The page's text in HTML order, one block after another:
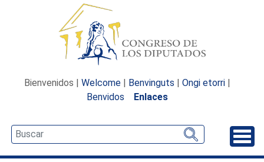
Bienvenidos | Welcome | Benvinguts | Ongi etorri |
Benvidos
Enlaces